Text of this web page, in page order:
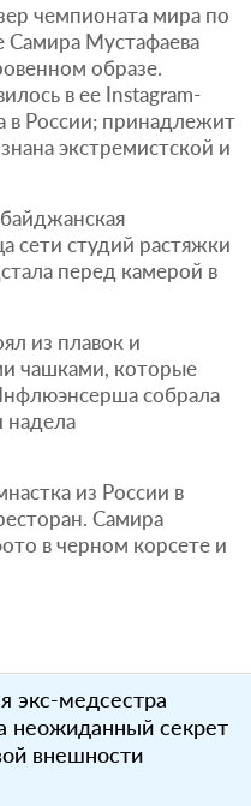
чемпионата мира по
Самира Мустафаева
образе.
в ее Instagram-
в России; принадлежит
экстремистской и
сети студий растяжки
перед камерой в
из плавок и
чашками, которые
собрала
надела
из России в
Самира
в черном корсете и
экс-медсестра
неожиданный секрет
внешности